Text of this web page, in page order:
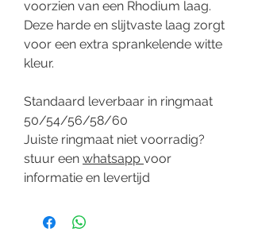
voorzien van een Rhodium laag.
Deze harde en slijtvaste laag zorgt
voor een extra sprankelende witte
kleur.
Standaard leverbaar in ringmaat
50/54/56/58/60
Juiste ringmaat niet voorradig?
stuur een whatsapp voor
informatie en levertijd